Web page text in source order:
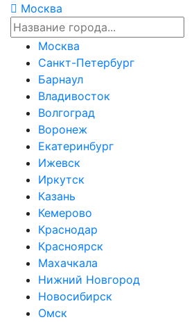
Москва
Москва
Санкт-Петербург
Барнаул
Владивосток
Волгоград
Воронеж
Екатеринбург
Ижевск
Иркутск
Казань
Кемерово
Краснодар
Красноярск
Махачкала
Нижний Новгород
Новосибирск
Омск